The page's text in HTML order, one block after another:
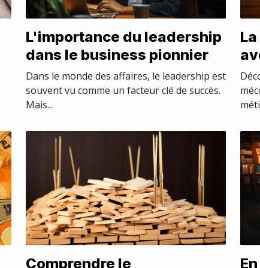
L'importance du leadership
dans le business pionnier
Dans le monde des affaires, le leadership est
souvent vu comme un facteur clé de succès.
Mais...
le
Comprendre le